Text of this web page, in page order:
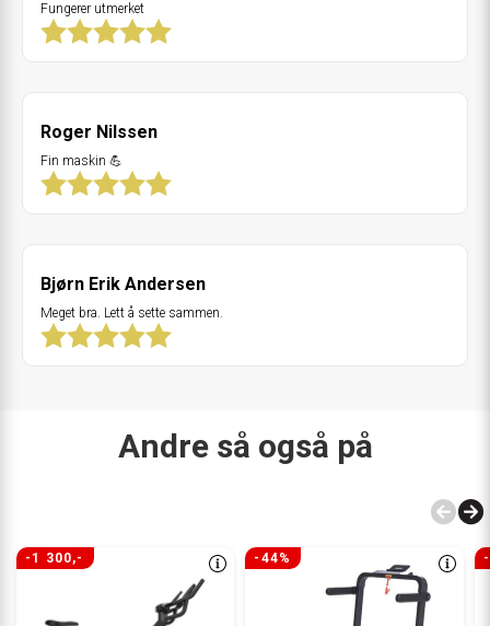
gjelder kunder som ikke har handlet hos oss tidligere og kan kun
Fungerer utmerket
Roger Nilssen
Fin maskin 💪
Bjørn Erik Andersen
Meget bra. Lett å sette sammen.
Andre så også på
-1 300,- -44%